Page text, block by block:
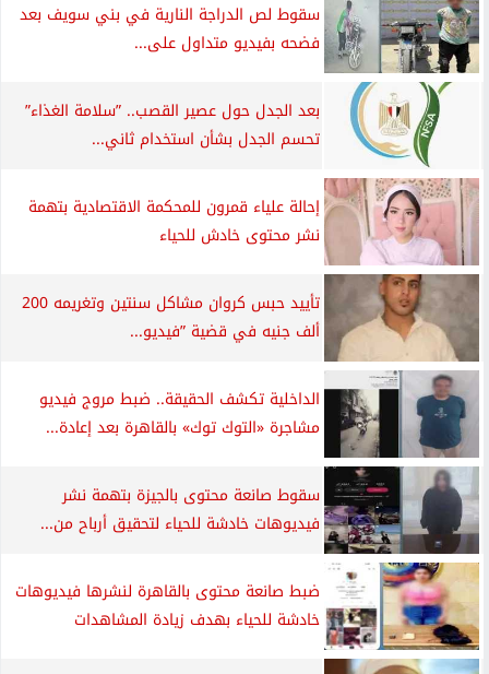
سقوط لص الدراجة النارية في بني سويف بعد
فضحه بفيديو متداول على...
بعد الجدل حول عصير القصب.. ”سلامة الغذاء”
تحسم الجدل بشأن استخدام ثاني...
إحالة علياء قمرون للمحكمة الاقتصادية بتهمة
نشر محتوى خادش للحياء
تأييد حبس كروان مشاكل سنتين وتغريمه 200
ألف جنيه في قضية ”فيديو...
الداخلية تكشف الحقيقة.. ضبط مروج فيديو
مشاجرة «التوك توك» بالقاهرة بعد إعادة...
سقوط صانعة محتوى بالجيزة بتهمة نشر
فيديوهات خادشة للحياء لتحقيق أرباح من...
ضبط صانعة محتوى بالقاهرة لنشرها فيديوهات
خادشة للحياء بهدف زيادة المشاهدات